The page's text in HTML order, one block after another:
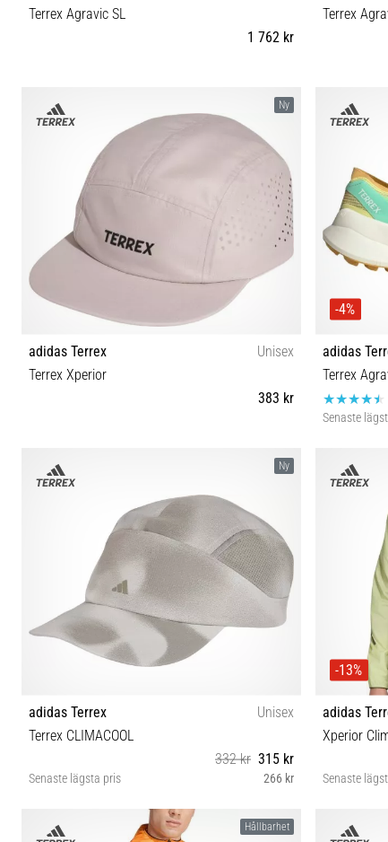
Terrex Agravic SL
1 762 kr
42⅔ 40⅔ 41⅓ 42 43⅓ 44 44⅔ 45⅓ 46 46⅔ 47⅓
Terrex
40⅔ 41⅓
Ny
adidas Terrex
Unisex
Terrex Xperior
383 kr
-4%
adidas
Terrex
Senaste
40⅔ 41⅓
Ny
adidas Terrex
Unisex
Terrex CLIMACOOL
332 kr 315 kr
Senaste lägsta pris 266 kr
OSFW OSFM OSFL
-13%
adidas
Xperior
Senaste
Hållbarhet